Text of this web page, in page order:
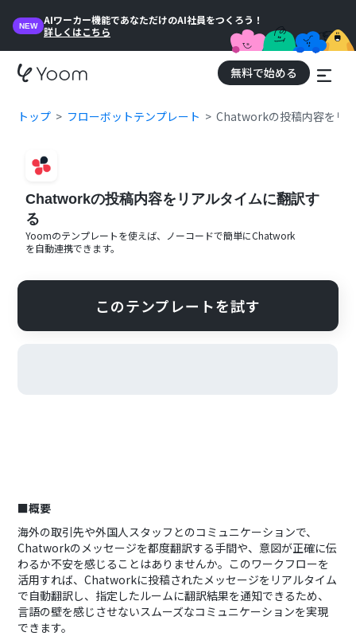
NEW
AIワーカー機能であなただけのAI社員をつくろう！
詳しくはこちら
無料で始める
トップ フローボットテンプレート Chatworkの投稿内容をリ
Chatworkの投稿内容をリアルタイムに翻訳す
る
Yoomのテンプレートを使えば、ノーコードで簡単にChatwork
を自動連携できます。
このテンプレートを試す
■概要
海外の取引先や外国人スタッフとのコミュニケーションで、
Chatworkのメッセージを都度翻訳する手間や、意図が正確に伝
わるか不安を感じることはありませんか。このワークフローを
活用すれば、Chatworkに投稿されたメッセージをリアルタイム
で自動翻訳し、指定したルームに翻訳結果を通知できるため、
言語の壁を感じさせないスムーズなコミュニケーションを実現
できます。